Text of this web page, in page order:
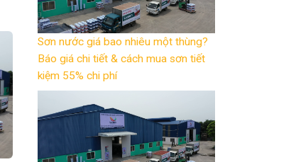
Sơn nước giá bao nhiêu một thùng?
Báo giá chi tiết & cách mua sơn tiết
kiệm 55% chi phí